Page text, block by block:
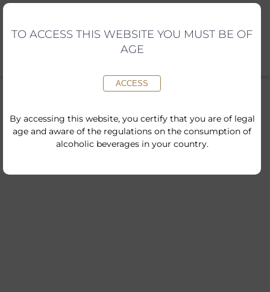
Skip
content
TO ACCESS THIS WEBSITE YOU MUST BE OF
AGE
ACCESS
By accessing this website, you certify that you are of legal
age and aware of the regulations on the consumption of
alcoholic beverages in your country.